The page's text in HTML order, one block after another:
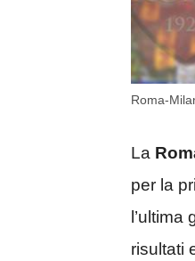
Roma-
La
per la
risultati